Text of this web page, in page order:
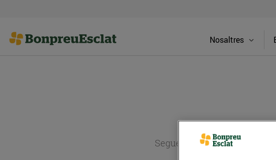
Nosaltres
Segueix l'actualitat dels